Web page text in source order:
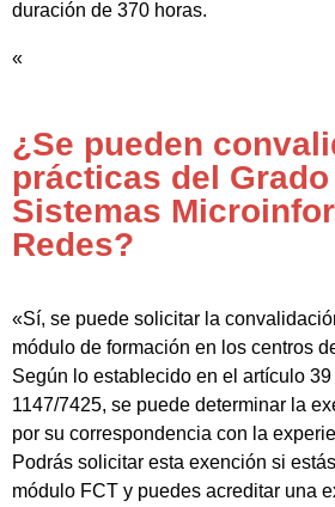
duración de 370 horas.
«
¿Se pueden
prácticas del
Sistemas
Redes?
«Sí, se puede solicitar la
módulo de formación en los centros
Según lo establecido en el artículo
1147/7425, se puede determinar la
por su correspondencia con la
Podrás solicitar esta exención si
módulo FCT y puedes acreditar una